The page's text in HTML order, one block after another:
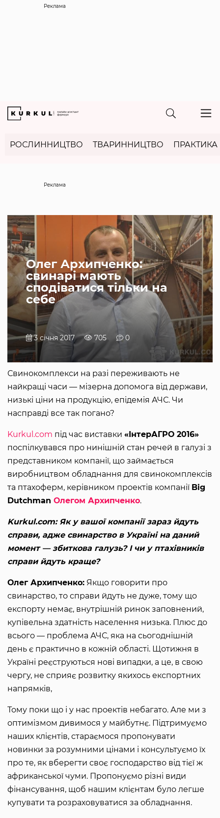
Реклама
РОСЛИННИЦТВО ТВАРИННИЦТВО ПРАКТИКА
Олег Архипченко:
свинарі мають
сподіватися тільки на
себе
3 січня 2017 705 0
Свинокомплекси на разі переживають не
найкращі часи — мізерна допомога від держави,
низькі ціни на продукцію, епідемія АЧС. Чи
насправді все так погано?
Kurkul.com під час виставки «ІнтерАГРО 2016»
поспілкувався про нинішній стан речей в галузі з
представником компанії, що займається
виробництвом обладнання для свинокомплексів
та птахоферм, керівником проектів компанії Big
Dutchman Олегом Архипченко.
Kurkul.com: Як у вашої компанії зараз йдуть
справи, адже свинарство в Україні на даний
момент — збиткова галузь? І чи у птахівників
справи йдуть краще?
Олег Архипченко: Якщо говорити про
свинарство, то справи йдуть не дуже, тому що
експорту немає, внутрішній ринок заповнений,
купівельна здатність населення низька. Плюс до
всього — проблема АЧС, яка на сьогоднішній
день є практично в кожній області. Щотижня в
Україні реєструються нові випадки, а це, в свою
чергу, не сприяє розвитку якихось експортних
напрямків,
Тому поки що і у нас проектів небагато. Але ми з
оптимізмом дивимося у майбутнє. Підтримуємо
наших клієнтів, стараємося пропонувати
новинки за розумними цінами і консультуємо їх
про те, як вберегти своє господарство від тієї ж
африканської чуми. Пропонуємо різні види
фінансування, щоб нашим клієнтам було легше
купувати та розраховуватися за обладнання.
Реклама